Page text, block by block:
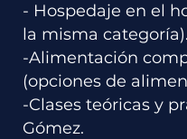
- Hospedaje en el
la misma categoría).
-Alimentación
(opciones de
-Clases teóricas y
Gómez.